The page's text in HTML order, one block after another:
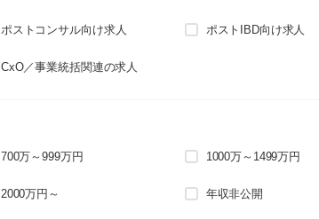
ポストコンサル向け求人 ポストIBD向け求人
CxO／事業統括関連の求人
700万～999万円 1000万～1499万円
2000万円～ 年収非公開